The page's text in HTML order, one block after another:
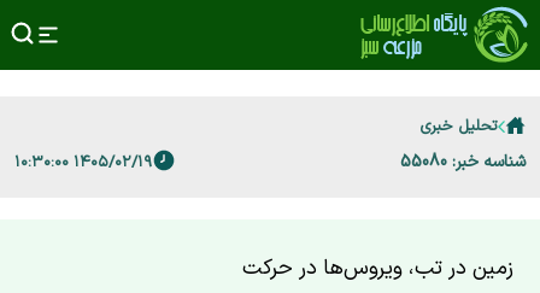
تحلیل خبری
شناسه خبر: 55080 ۱۴۰۵/۰۲/۱۹ ۱۰:۳۰:۰۰
زمین در تب، ویروس‌ها در حرکت